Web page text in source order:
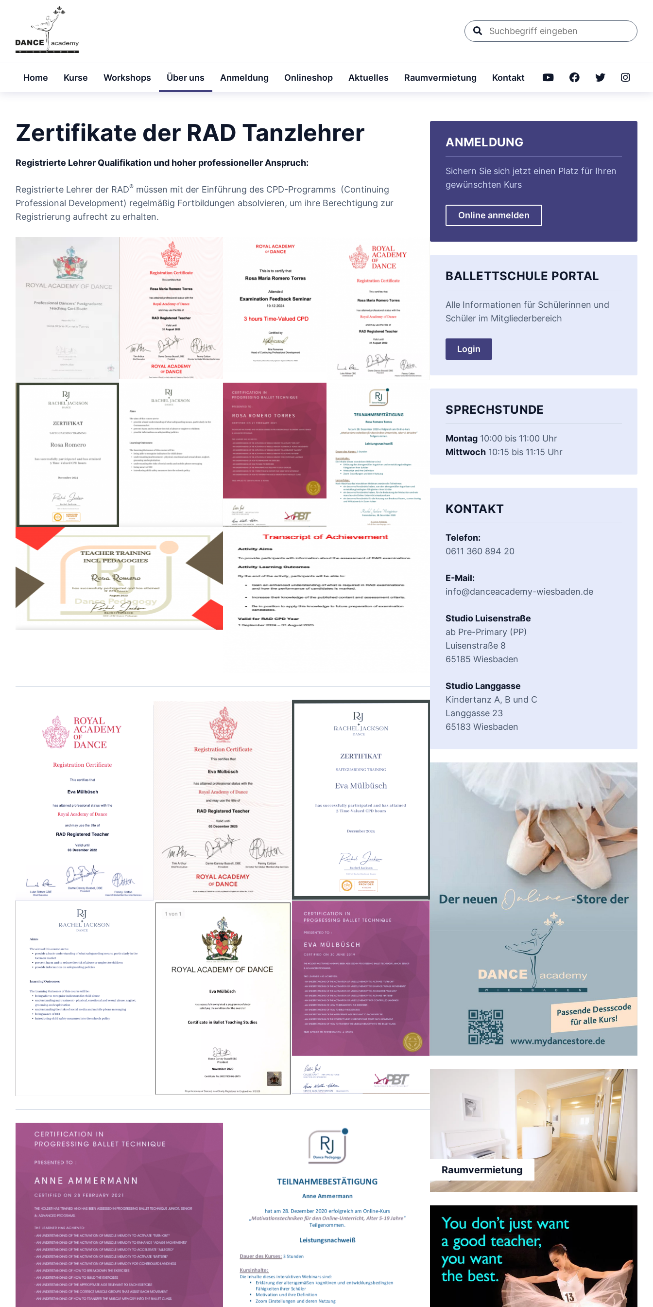
Suchbegriff
eingeben
Home Kurse Workshops Über uns Anmeldung Onlineshop Aktuelles Raumvermietung Kontakt
Zertifikate der RAD Tanzlehrer
Registrierte Lehrer Qualifikation und hoher professioneller Anspruch:
Registrierte Lehrer der RAD® müssen mit der Einführung des CPD-Programms (Continuing
Professional Development) regelmäßig Fortbildungen absolvieren, um ihre Berechtigung zur
Registrierung aufrecht zu erhalten.
ANMELDUNG
Sichern Sie sich jetzt einen Platz für Ihren
gewünschten Kurs
Online anmelden
BALLETTSCHULE PORTAL
Alle Informationen für Schülerinnen und
Schüler im Mitgliederbereich
Login
SPRECHSTUNDE
Montag 10:00 bis 11:00 Uhr
Mittwoch 10:15 bis 11:15 Uhr
KONTAKT
Telefon:
0611 360 894 20
E-Mail:
info@danceacademy-wiesbaden.de
Studio Luisenstraße
ab Pre-Primary (PP)
Luisenstraße 8
65185 Wiesbaden
Studio Langgasse
Kindertanz A, B und C
Langgasse 23
65183 Wiesbaden
Raumvermietung